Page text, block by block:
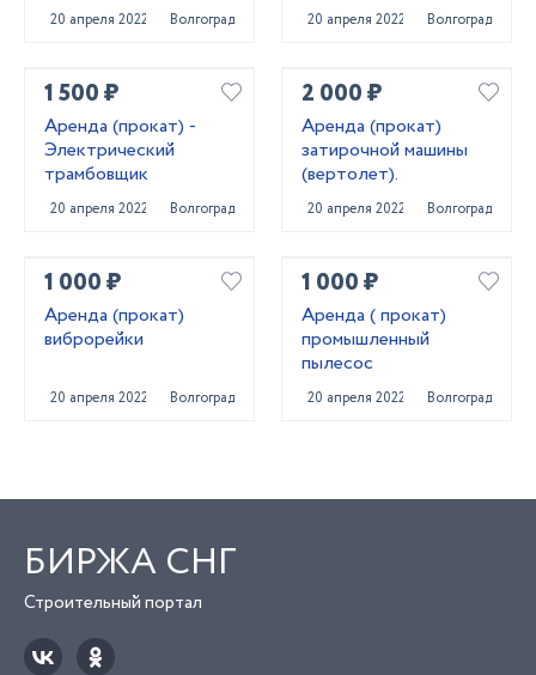
20 апреля 2022 Волгоград 20 апреля 2022 Волгоград
1 500 ₽
Аренда (прокат) -
Электрический
трамбовщик
20 апреля 2022 Волгоград
2 000 ₽
Аренда (прокат)
затирочной машины
(вертолет).
20 апреля 2022 Волгоград
1 000 ₽
Аренда (прокат)
виброрейки
20 апреля 2022 Волгоград
1 000 ₽
Аренда ( прокат)
промышленный
пылесос
20 апреля 2022 Волгоград
БИРЖА СНГ
Строительный портал